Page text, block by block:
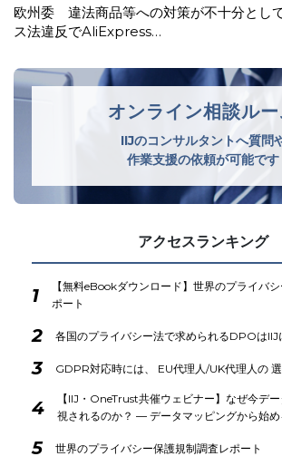
イタリア 年齢確認及びAIモデル事前学習
の不備等で米国生成AI企業に…
オンライン相談ル
IIJのコンサルタントへ質問
作業支援の依頼が可能です
アクセスランキング
1
【無料eBookダウンロード】世界のプライバ
ポート
2 各国のプライバシー法で求められるDPOはIIJ
3 GDPR対応時には、 EU代理人/UK代理人の 選
4
【IIJ・OneTrust共催ウェビナー】なぜ今デ
視されるのか？ ― データマッピングから始
5 世界のプライバシー保護規制調査レポート